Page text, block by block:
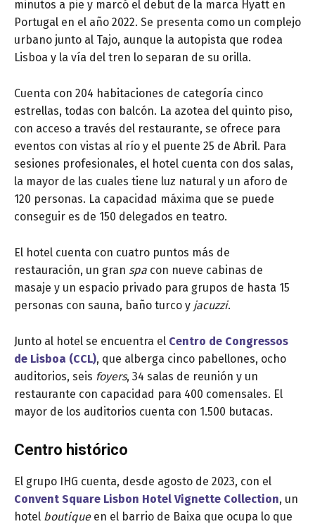
minutos a pie y marcó el debut de la marca Hyatt en
Portugal en el año 2022. Se presenta como un complejo
urbano junto al Tajo, aunque la autopista que rodea
Lisboa y la vía del tren lo separan de su orilla.
Cuenta con 204 habitaciones de categoría cinco
estrellas, todas con balcón. La azotea del quinto piso,
con acceso a través del restaurante, se ofrece para
eventos con vistas al río y el puente 25 de Abril. Para
sesiones profesionales, el hotel cuenta con dos salas,
la mayor de las cuales tiene luz natural y un aforo de
120 personas. La capacidad máxima que se puede
conseguir es de 150 delegados en teatro.
El hotel cuenta con cuatro puntos más de
restauración, un gran spa con nueve cabinas de
masaje y un espacio privado para grupos de hasta 15
personas con sauna, baño turco y jacuzzi.
Junto al hotel se encuentra el Centro de Congressos
de Lisboa (CCL), que alberga cinco pabellones, ocho
auditorios, seis foyers, 34 salas de reunión y un
restaurante con capacidad para 400 comensales. El
mayor de los auditorios cuenta con 1.500 butacas.
Centro histórico
El grupo IHG cuenta, desde agosto de 2023, con el
Convent Square Lisbon Hotel Vignette Collection, un
hotel boutiqueen el barrio de Baixa que ocupa lo que